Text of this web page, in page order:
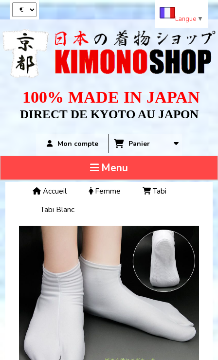
100% MADE IN JAPAN
DIRECT DE KYOTO AU JAPON
Mon compte Panier
Menu
Accueil Femme
Tabi
Tabi Blanc
Chaussette japonaise Tabi Stretch polyester
blanc
Langue ▼
Panneau de gestion des cookies